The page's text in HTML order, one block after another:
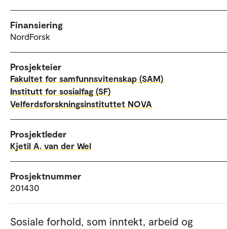
Finansiering
NordForsk
Prosjekteier
Fakultet for samfunnsvitenskap (SAM)
Institutt for sosialfag (SF)
Velferdsforskningsinstituttet NOVA
Prosjektleder
Kjetil A. van der Wel
Prosjektnummer
201430
Sosiale forhold, som inntekt, arbeid og